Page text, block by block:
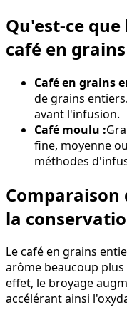
Qu'est-ce
café en
Café en grains
de grains
avant l'infusion.
Café moulu :
fine, moyenne
méthodes
la
Le café en grains
arôme beaucoup
effet, le broyage
accélérant ainsi